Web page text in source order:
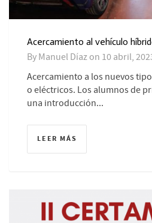
Acercamiento al vehículo
By Manuel Díaz on 10 abril,
Acercamiento a los nuevos
o eléctricos. Los alumnos de
una introducción...
LEER MÁS